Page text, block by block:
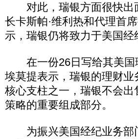
对此，瑞银方面很快出
长卡斯帕·维利热和代理首
示，瑞银仍将致力于美国经
在一份26日写给其美国
埃莫提表示，瑞银的理财
核心支柱之一，瑞银不会
策略的重要组成部分。
为振兴美国经纪业务部